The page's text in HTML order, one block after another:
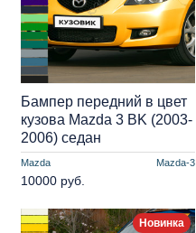
Mazda Mazda-3
Бампер передний в цвет
кузова Mazda 3 BK (2003-
2006) седан
10000 руб.
Новинка